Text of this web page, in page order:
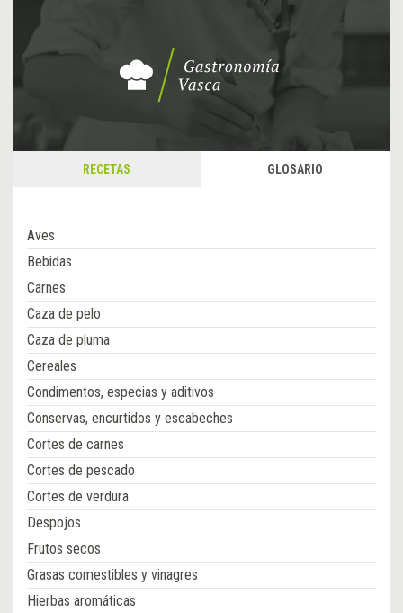
RECETAS GLOSARIO
Aves
Bebidas
Carnes
Caza de pelo
Caza de pluma
Cereales
Condimentos, especias y aditivos
Conservas, encurtidos y escabeches
Cortes de carnes
Cortes de pescado
Cortes de verdura
Despojos
Frutos secos
Grasas comestibles y vinagres
Hierbas aromáticas